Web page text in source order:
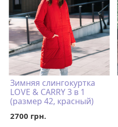
Зимняя слингокуртка
LOVE & CARRY 3 в 1
(размер 42, красный)
2700 грн.